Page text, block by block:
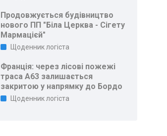
Продовжується будівництво
нового ПП "Біла Церква - Сігету
Мармацієй"
Щоденник логіста
Франція: через лісові пожежі
траса A63 залишається
закритою у напрямку до Бордо
Щоденник логіста